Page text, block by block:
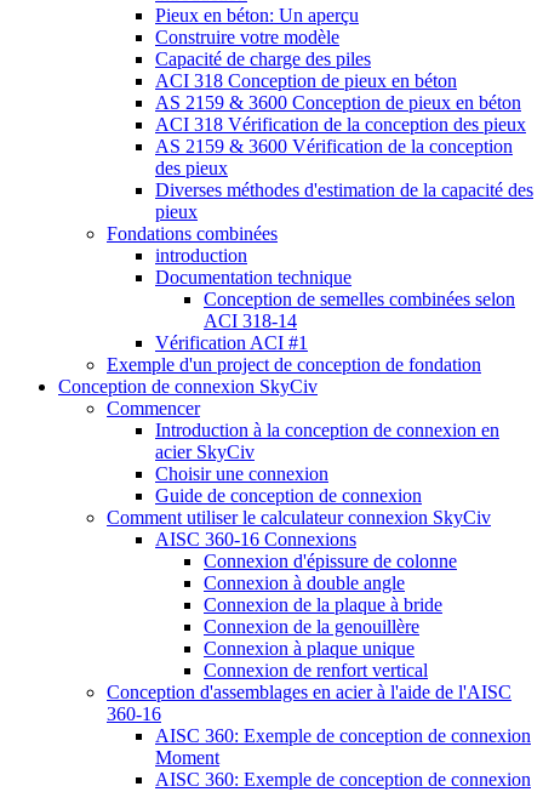
Pieux en béton: Un aperçu
Construire votre modèle
Capacité de charge des piles
ACI 318 Conception de pieux en béton
AS 2159 & 3600 Conception de pieux en béton
ACI 318 Vérification de la conception des pieux
AS 2159 & 3600 Vérification de la conception
des pieux
Diverses méthodes d'estimation de la capacité des
pieux
Fondations combinées
introduction
Documentation technique
Conception de semelles combinées selon
ACI 318-14
Vérification ACI #1
Exemple d'un project de conception de fondation
Conception de connexion SkyCiv
Commencer
Introduction à la conception de connexion en
acier SkyCiv
Choisir une connexion
Guide de conception de connexion
Comment utiliser le calculateur connexion SkyCiv
AISC 360-16 Connexions
Connexion d'épissure de colonne
Connexion à double angle
Connexion de la plaque à bride
Connexion de la genouillère
Connexion à plaque unique
Connexion de renfort vertical
Conception d'assemblages en acier à l'aide de l'AISC
360-16
AISC 360: Exemple de conception de connexion
Moment
AISC 360: Exemple de conception de connexion